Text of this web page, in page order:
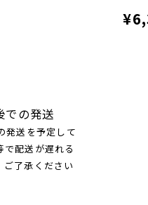
での発送
発送を予定して
配送が遅れる
了承ください